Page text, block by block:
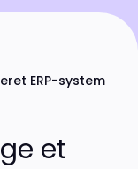
ERP-system
et